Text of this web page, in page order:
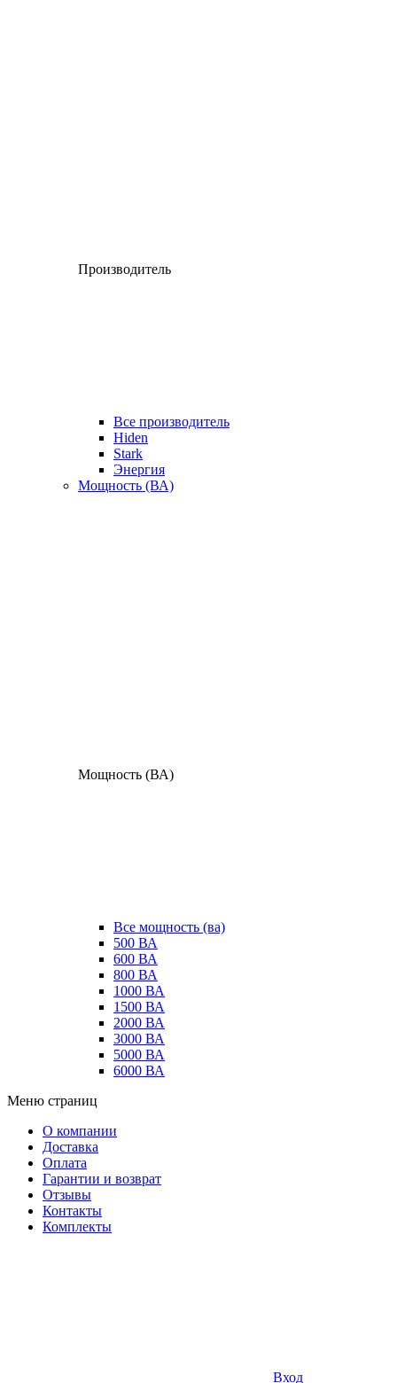
Производитель
Все производитель
Hiden
Stark
Энергия
Мощность (ВА)
Мощность (ВА)
Все мощность (ва)
500 ВА
600 ВА
800 ВА
1000 ВА
1500 ВА
2000 ВА
3000 ВА
5000 ВА
6000 ВА
Меню страниц
О компании
Доставка
Оплата
Гарантии и возврат
Отзывы
Контакты
Комплекты
Вход